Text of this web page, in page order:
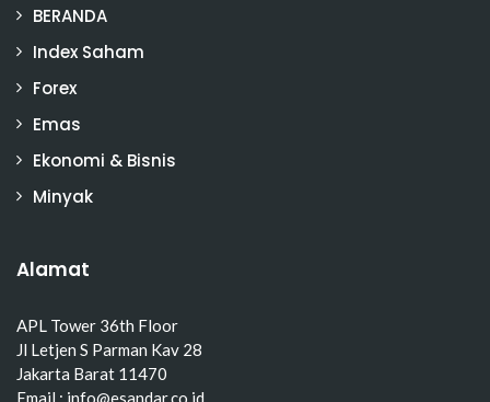
BERANDA
Index Saham
Forex
Emas
Ekonomi & Bisnis
Minyak
Alamat
APL Tower 36th Floor
Jl Letjen S Parman Kav 28
Jakarta Barat 11470
Email : info@esandar.co.id